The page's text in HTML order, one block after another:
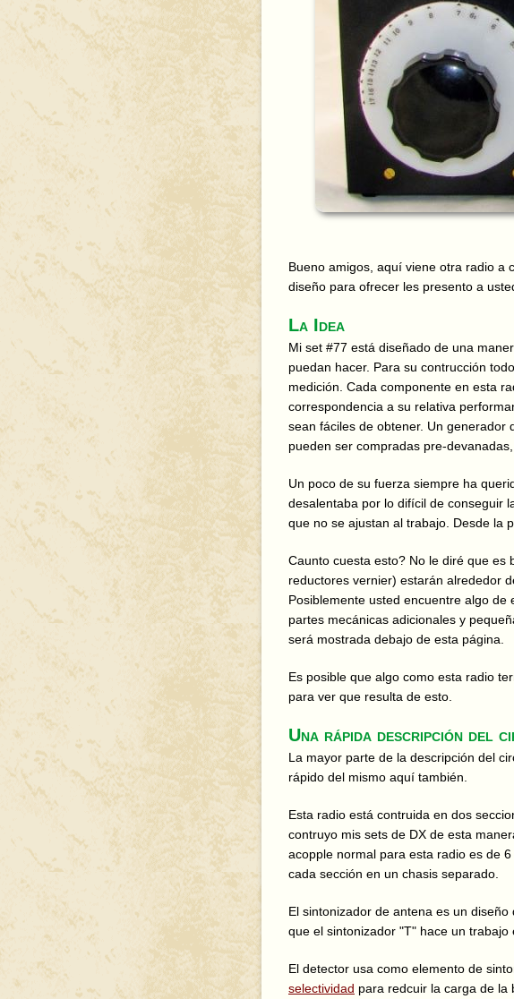
Bueno amigos, aquí viene otra radio a
diseño para ofrecer les presento a
La Idea
Mi set #77 está diseñado de una
puedan hacer. Para su contrucción
medición. Cada componente en esta
correspondencia a su relativa
sean fáciles de obtener. Un generador
pueden ser compradas pre-
Un poco de su fuerza siempre ha
desalentaba por lo difícil de conseguir
que no se ajustan al trabajo. Desde la
Caunto cuesta esto? No le diré que es
reductores vernier) estarán alrededor
Posiblemente usted encuentre algo
partes mecánicas adicionales y
será mostrada debajo de esta página.
Es posible que algo como esta radio
para ver que resulta de esto.
Una rápida descripción del
La mayor parte de la descripción del
rápido del mismo aquí también.
Esta radio está contruida en dos
contruyo mis sets de DX de esta
acopple normal para esta radio es de
cada sección en un chasis separado.
El sintonizador de antena es un
que el sintonizador "T" hace un
El detector usa como elemento de
selectividad para redcuir la carga de la